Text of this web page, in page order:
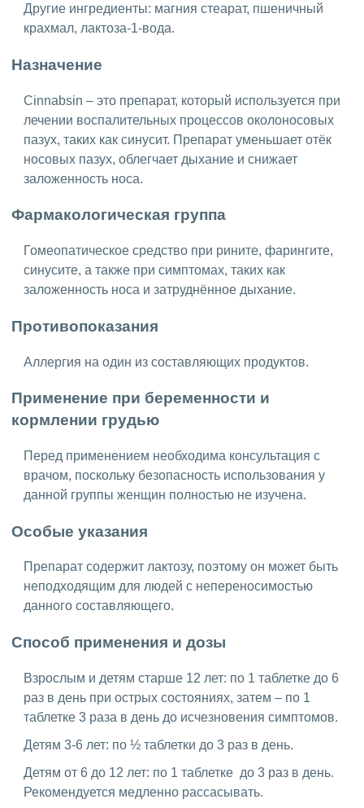
Другие ингредиенты: магния стеарат, пшеничный
крахмал, лактоза-1-вода.
Назначение
Cinnabsin – это препарат, который используется при
лечении воспалительных процессов околоносовых
пазух, таких как синусит. Препарат уменьшает отёк
носовых пазух, облегчает дыхание и снижает
заложенность носа.
Фармакологическая группа
Гомеопатическое средство при рините, фарингите,
синусите, а также при симптомах, таких как
заложенность носа и затруднённое дыхание.
Противопоказания
Аллергия на один из составляющих продуктов.
Применение при беременности и
кормлении грудью
Перед применением необходима консультация с
врачом, поскольку безопасность использования у
данной группы женщин полностью не изучена.
Особые указания
Препарат содержит лактозу, поэтому он может быть
неподходящим для людей с непереносимостью
данного составляющего.
Способ применения и дозы
Взрослым и детям старше 12 лет: по 1 таблетке до 6
раз в день при острых состояниях, затем – по 1
таблетке 3 раза в день до исчезновения симптомов.
Детям 3-6 лет: по ½ таблетки до 3 раз в день.
Детям от 6 до 12 лет: по 1 таблетке до 3 раз в день.
Рекомендуется медленно рассасывать.